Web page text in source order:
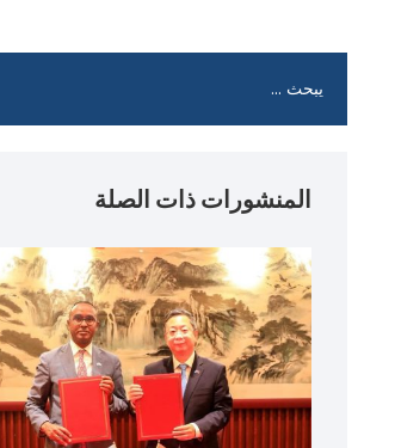
المنشورات ذات الصلة